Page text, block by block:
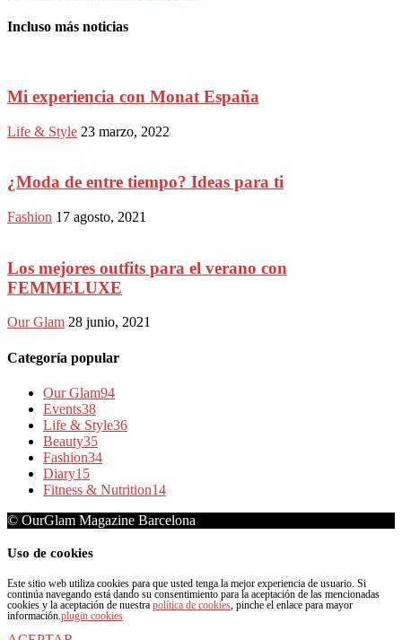
Incluso más noticias
Mi experiencia con Monat España
Life & Style 23 marzo, 2022
¿Moda de entre tiempo? Ideas para ti
Fashion 17 agosto, 2021
Los mejores outfits para el verano con
FEMMELUXE
Our Glam 28 junio, 2021
Categoría popular
Our Glam94
Events38
Life & Style36
Beauty35
Fashion34
Diary15
Fitness & Nutrition14
© OurGlam Magazine Barcelona
Uso de cookies
Este sitio web utiliza cookies para que usted tenga la mejor experiencia de usuario. Si
continúa navegando está dando su consentimiento para la aceptación de las mencionadas
cookies y la aceptación de nuestra política de cookies, pinche el enlace para mayor
información.plugin cookies